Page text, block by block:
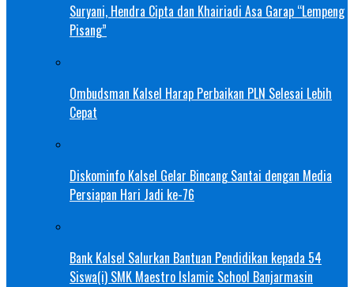
Suryani, Hendra Cipta dan Khairiadi Asa Garap “Lempeng
Pisang”
Ombudsman Kalsel Harap Perbaikan PLN Selesai Lebih
Cepat
Diskominfo Kalsel Gelar Bincang Santai dengan Media
Persiapan Hari Jadi ke-76
Bank Kalsel Salurkan Bantuan Pendidikan kepada 54
Siswa(i) SMK Maestro Islamic School Banjarmasin